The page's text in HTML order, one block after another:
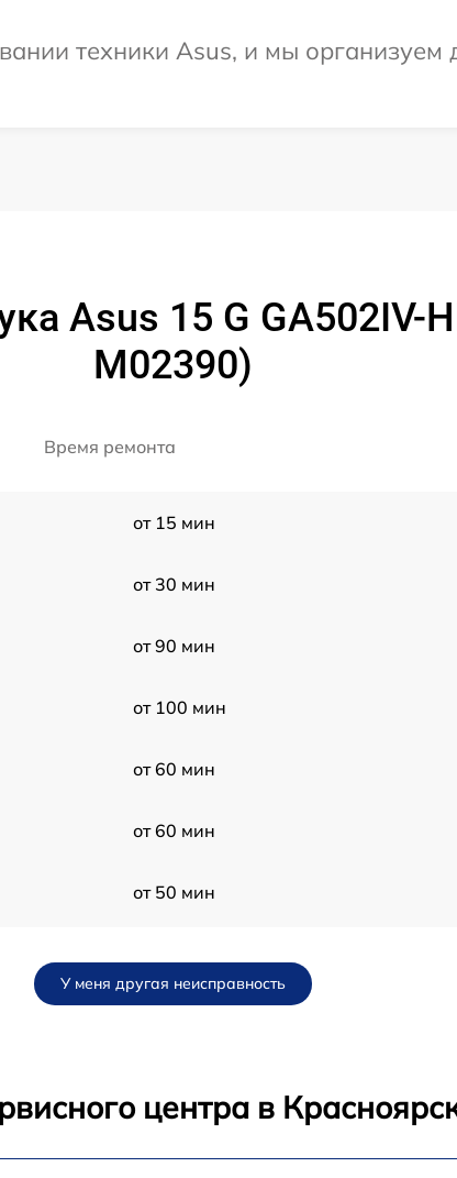
техники Asus, и мы организуем
Asus 15 G GA502IV-
M02390)
Время ремонта
от 15 мин
от 30 мин
от 90 мин
от 100 мин
от 60 мин
от 60 мин
от 50 мин
У меня другая неисправность
центра в